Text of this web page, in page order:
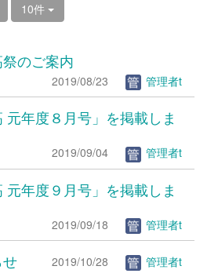
10件
のご案内
2019/08/23 管理者t
元年度８月号」を掲載しま
2019/09/04 管理者t
元年度９月号」を掲載しま
2019/09/18 管理者t
2019/10/28 管理者t